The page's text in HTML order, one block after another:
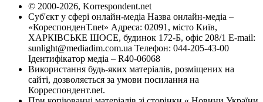
© 2000-2026, Korrespondent.net
Суб'єкт у сфері онлайн-медіа Назва онлайн-медіа –
«КореспонденТ.net» Адреса: 02091, місто Київ,
ХАРКІВСЬКЕ ШОСЕ, будинок 172-Б, офіс 208/1 E-mail:
sunlight@mediadim.com.ua Телефон: 044-205-43-00
Ідентифікатор медіа – R40-06068
Використання будь-яких матеріалів, розміщених на
сайті, дозволяється за умови посилання на
Корреспондент.net.